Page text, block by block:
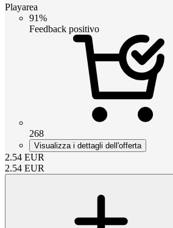
Playarea
91%
Feedback positivo
268
Visualizza i dettagli dell'offerta
2.54 EUR
2.54 EUR